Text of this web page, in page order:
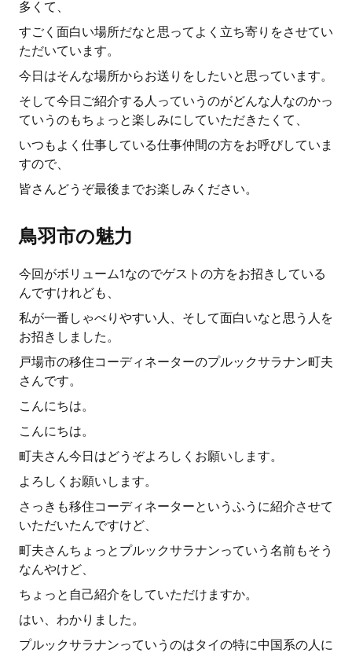
多くて、
すごく面白い場所だなと思ってよく立ち寄りをさせてい
ただいています。
今日はそんな場所からお送りをしたいと思っています。
そして今日ご紹介する人っていうのがどんな人なのかっ
ていうのもちょっと楽しみにしていただきたくて、
いつもよく仕事している仕事仲間の方をお呼びしていま
すので、
皆さんどうぞ最後までお楽しみください。
鳥羽市の魅力
今回がボリューム1なのでゲストの方をお招きしている
んですけれども、
私が一番しゃべりやすい人、そして面白いなと思う人を
お招きしました。
戸場市の移住コーディネーターのプルックサラナン町夫
さんです。
こんにちは。
こんにちは。
町夫さん今日はどうぞよろしくお願いします。
よろしくお願いします。
さっきも移住コーディネーターというふうに紹介させて
いただいたんですけど、
町夫さんちょっとプルックサラナンっていう名前もそう
なんやけど、
ちょっと自己紹介をしていただけますか。
はい、わかりました。
プルックサラナンっていうのはタイの特に中国系の人に